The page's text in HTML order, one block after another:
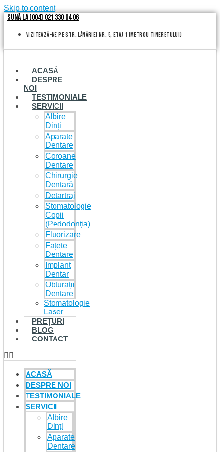
Skip to content
Sună la (004) 021 330 04 06
vizitează-ne pe Str. Lânăriei nr. 5, etaj 1 (metrou Tineretului)
ACASĂ
DESPRE
NOI
TESTIMONIALE
SERVICII
Albire
Dinți
Aparate
Dentare
Coroane
Dentare
Chirurgie
Dentară
Detartraj
Stomatologie
Copii
(Pedodonţia)
Fluorizare
Fațete
Dentare
Implant
Dentar
Obturații
Dentare
Stomatologie
Laser
PREȚURI
BLOG
CONTACT
ACASĂ
DESPRE NOI
TESTIMONIALE
SERVICII
Albire
Dinți
Aparate
Dentare